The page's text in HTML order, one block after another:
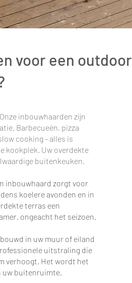
voor een outdoor
inbouwhaarden zijn
Barbecueën, pizza
cooking - alles is
kookplek. Uw overdekte
buitenkeuken.
inbouwhaard zorgt voor
koelere avonden en in
terras een
ongeacht het seizoen.
in uw muur of eiland
uitstraling die
verhoogt. Het wordt het
uw buitenruimte.